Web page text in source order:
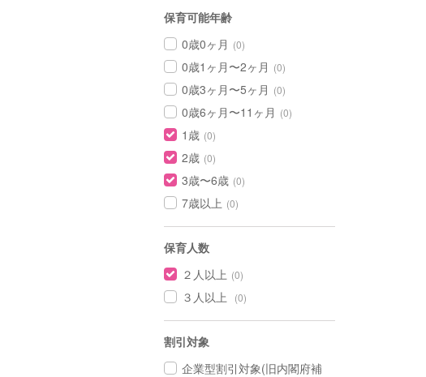
保育可能年齢
0歳0ヶ月 (0)
0歳1ヶ月〜2ヶ月 (0)
0歳3ヶ月〜5ヶ月 (0)
0歳6ヶ月〜11ヶ月 (0)
1歳 (0)
2歳 (0)
3歳〜6歳 (0)
7歳以上 (0)
保育人数
２人以上 (0)
３人以上 (0)
割引対象
企業型割引対象(旧内閣府補